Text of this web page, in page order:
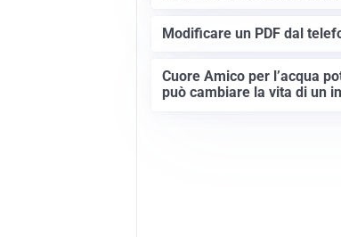
Modificare un PDF dal
Cuore Amico per l’acqua
può cambiare la vita di un